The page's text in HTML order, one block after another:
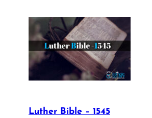
Luther Bible – 1545